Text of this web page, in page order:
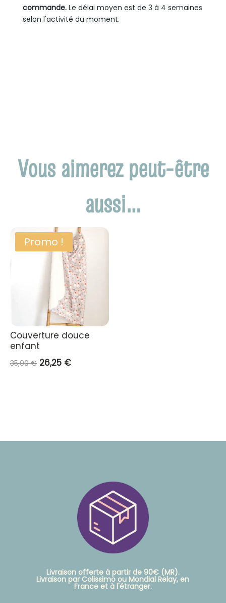
commande. Le délai moyen est de 3 à 4 semaines
selon l'activité du moment.
Vous aimerez peut-être
aussi…
Promo !
Couverture douce
enfant
35,00€ Le
26,25 €Le
Livraison offerte à partir de 90€ (MR).
Livraison par Colissimo ou Mondial Relay, en
France et à l'étranger.